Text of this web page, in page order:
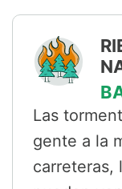
Las
gente a la
carreteras,